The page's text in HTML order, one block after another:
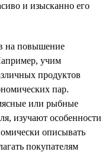
и изысканно его
на повышение
учим
продуктов
пар.
или рыбные
изучают особенности
описывать
покупателям